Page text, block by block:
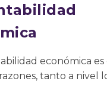
económica es
tanto a nivel